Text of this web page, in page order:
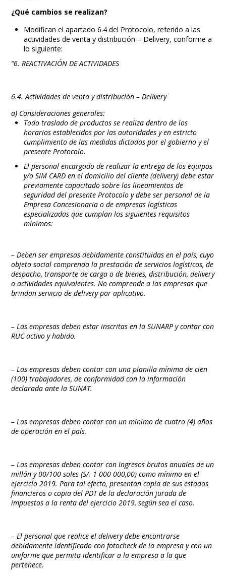
¿Qué cambios se realizan?
Modifican el apartado 6.4 del Protocolo, referido a las
actividades de venta y distribución – Delivery, conforme a
lo siguiente:
“6. REACTIVACIÓN DE ACTIVIDADES
6.4. Actividades de venta y distribución – Delivery
a) Consideraciones generales:
Todo traslado de productos se realiza dentro de los
horarios establecidos por las autoridades y en estricto
cumplimiento de las medidas dictadas por el gobierno y el
presente Protocolo.
El personal encargado de realizar la entrega de los equipos
y/o SIM CARD en el domicilio del cliente (delivery) debe estar
previamente capacitado sobre los lineamientos de
seguridad del presente Protocolo y debe ser personal de la
Empresa Concesionaria o de empresas logísticas
especializadas que cumplan los siguientes requisitos
mínimos:
– Deben ser empresas debidamente constituidas en el país, cuyo
objeto social comprenda la prestación de servicios logísticos, de
despacho, transporte de carga o de bienes, distribución, delivery
o actividades equivalentes. No comprende a las empresas que
brindan servicio de delivery por aplicativo.
– Las empresas deben estar inscritas en la SUNARP y contar con
RUC activo y habido.
– Las empresas deben contar con una planilla mínima de cien
(100) trabajadores, de conformidad con la información
declarada ante la SUNAT.
– Las empresas deben contar con un mínimo de cuatro (4) años
de operación en el país.
– Las empresas deben contar con ingresos brutos anuales de un
millón y 00/100 soles (S/. 1 000 000,00) como mínimo en el
ejercicio 2019. Para tal efecto, presentan copia de sus estados
financieros o copia del PDT de la declaración jurada de
impuestos a la renta del ejercicio 2019, según sea el caso.
– El personal que realice el delivery debe encontrarse
debidamente identificado con fotocheck de la empresa y con un
uniforme que permita identificar a la empresa a la que
pertenece.